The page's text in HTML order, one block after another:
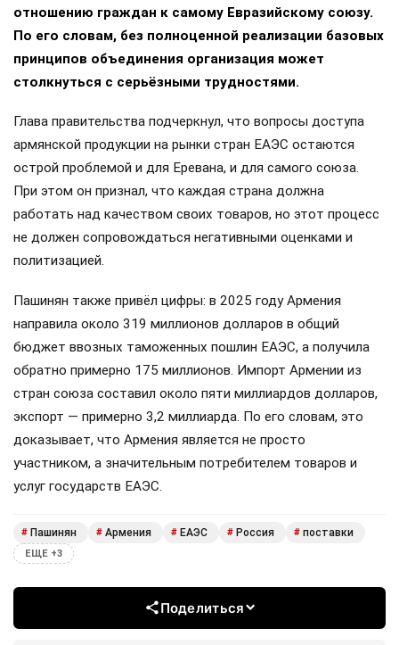
отношению граждан к самому Евразийскому союзу.
По его словам, без полноценной реализации базовых
принципов объединения организация может
столкнуться с серьёзными трудностями.
Глава правительства подчеркнул, что вопросы доступа
армянской продукции на рынки стран ЕАЭС остаются
острой проблемой и для Еревана, и для самого союза.
При этом он признал, что каждая страна должна
работать над качеством своих товаров, но этот процесс
не должен сопровождаться негативными оценками и
политизацией.
Пашинян также привёл цифры: в 2025 году Армения
направила около 319 миллионов долларов в общий
бюджет ввозных таможенных пошлин ЕАЭС, а получила
обратно примерно 175 миллионов. Импорт Армении из
стран союза составил около пяти миллиардов долларов,
экспорт — примерно 3,2 миллиарда. По его словам, это
доказывает, что Армения является не просто
участником, а значительным потребителем товаров и
услуг государств ЕАЭС.
# Пашинян # Армения # ЕАЭС # Россия # поставки
ЕЩЕ +3
Поделиться